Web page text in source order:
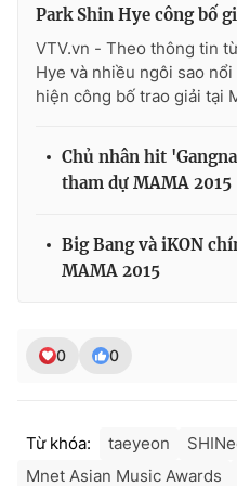
THỜI BÁO VTV
Cơ quan chủ quản:Đài Truyền
cấp ngày 29/12/2023
Nguyễn Trọng Ninh
Tổng đài VTV: 024.38 355
Park Shin Hye công bố
VTV.vn - Theo thông tin
Hye và nhiều ngôi sao
hiện công bố trao giải tại
Chủ nhân hit
tham dự MAMA 2015
Big Bang và iKON
MAMA 2015
0 0
Từ khóa: taeyeon
Mnet Asian Music Awards